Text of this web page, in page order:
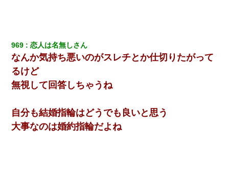
張り紙が！大家「面倒はごめんだよ」私「はあ」→警察に行き、
見回りで犯人が捕まったが、それが…｜生活｜ヌルポあんてな
嘘をついてフリン旅行へ出かけた嫁→翌日、嫁「ただいま～」旦
那「娘がシんだよ。何度も連絡したのに…」嫁「えっ」→なん
と・・・
【復讐】義兄嫁「生活費、足りない分を貸してほしい」私「貸す
わけないでしょｗｗｗｗ」→ 理由を話したら泣き出して・・私
（あまりにも希望通り）
969 恋人は名無しさん
なんか気持ち悪いのがスレチとか仕切りたがって
るけど
無視して回答しちゃうね
自分も結婚指輪はどうでも良いと思う
大事なのは婚約指輪だよね